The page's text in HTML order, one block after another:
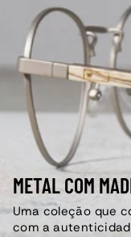
METAL COM
Uma coleção que
com a